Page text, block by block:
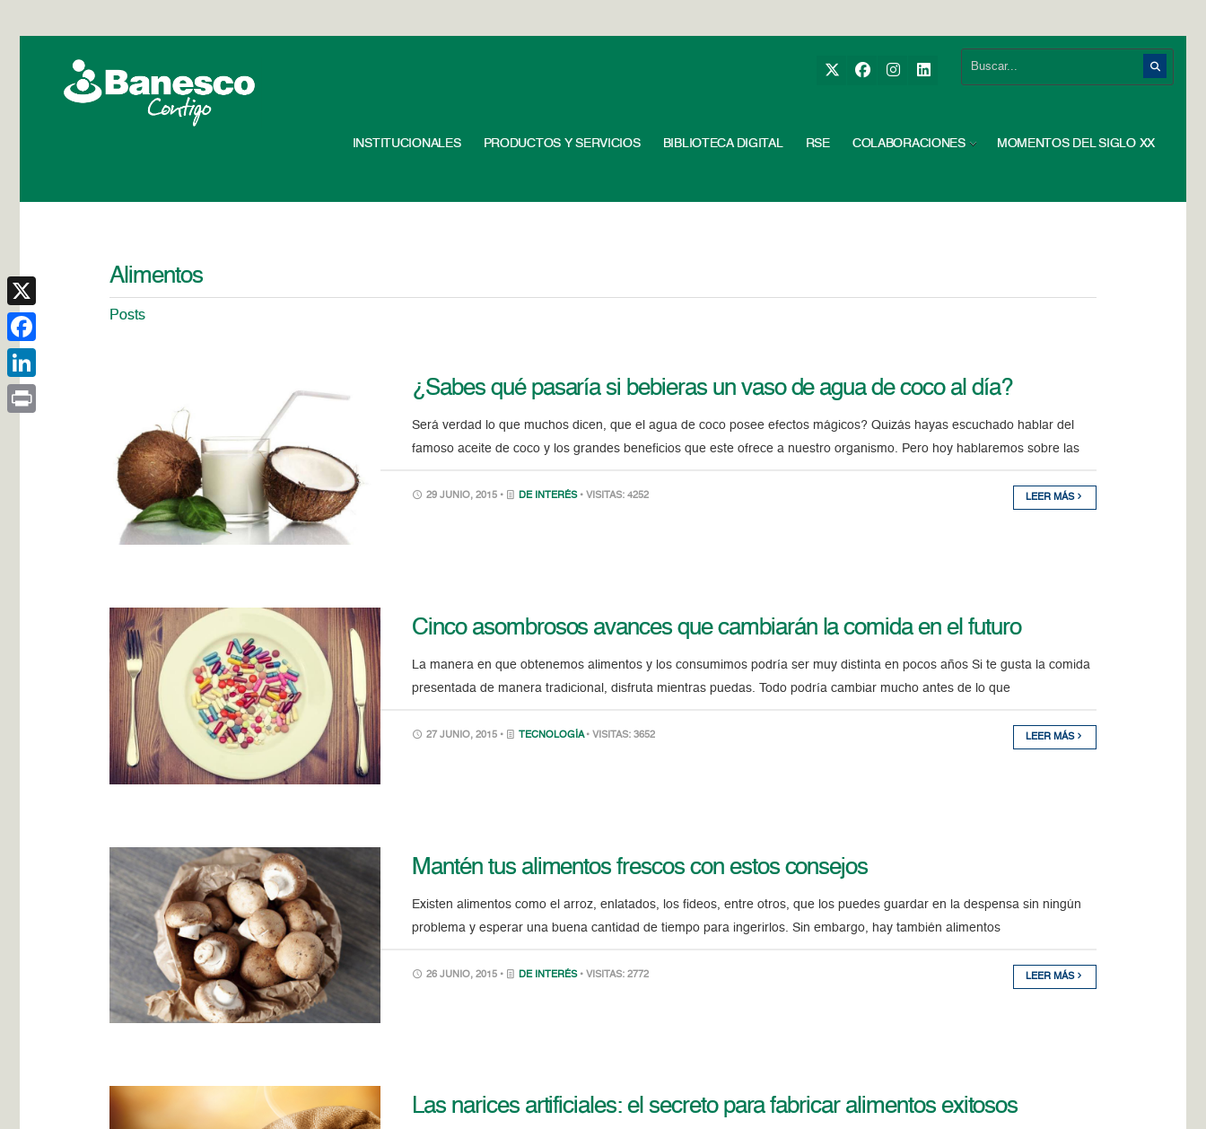
INSTITUCIONALES PRODUCTOS Y SERVICIOS BIBLIOTECA DIGITAL RSE COLABORACIONES MOMENTOS DEL SIGLO XX
Alimentos
Posts
¿Sabes qué pasaría si bebieras un vaso de agua de coco al día?
Será verdad lo que muchos dicen, que el agua de coco posee efectos mágicos? Quizás hayas escuchado hablar del
famoso aceite de coco y los grandes beneficios que este ofrece a nuestro organismo. Pero hoy hablaremos sobre las
29 JUNIO, 2015 • DE INTERÉS • VISITAS: 4252 LEER MÁS
Cinco asombrosos avances que cambiarán la comida en el futuro
La manera en que obtenemos alimentos y los consumimos podría ser muy distinta en pocos años Si te gusta la comida
presentada de manera tradicional, disfruta mientras puedas. Todo podría cambiar mucho antes de lo que
27 JUNIO, 2015 • TECNOLOGÍA • VISITAS: 3652 LEER MÁS
Mantén tus alimentos frescos con estos consejos
Existen alimentos como el arroz, enlatados, los fideos, entre otros, que los puedes guardar en la despensa sin ningún
problema y esperar una buena cantidad de tiempo para ingerirlos. Sin embargo, hay también alimentos
26 JUNIO, 2015 • DE INTERÉS • VISITAS: 2772 LEER MÁS
Las narices artificiales: el secreto para fabricar alimentos exitosos
X
Facebook
LinkedIn